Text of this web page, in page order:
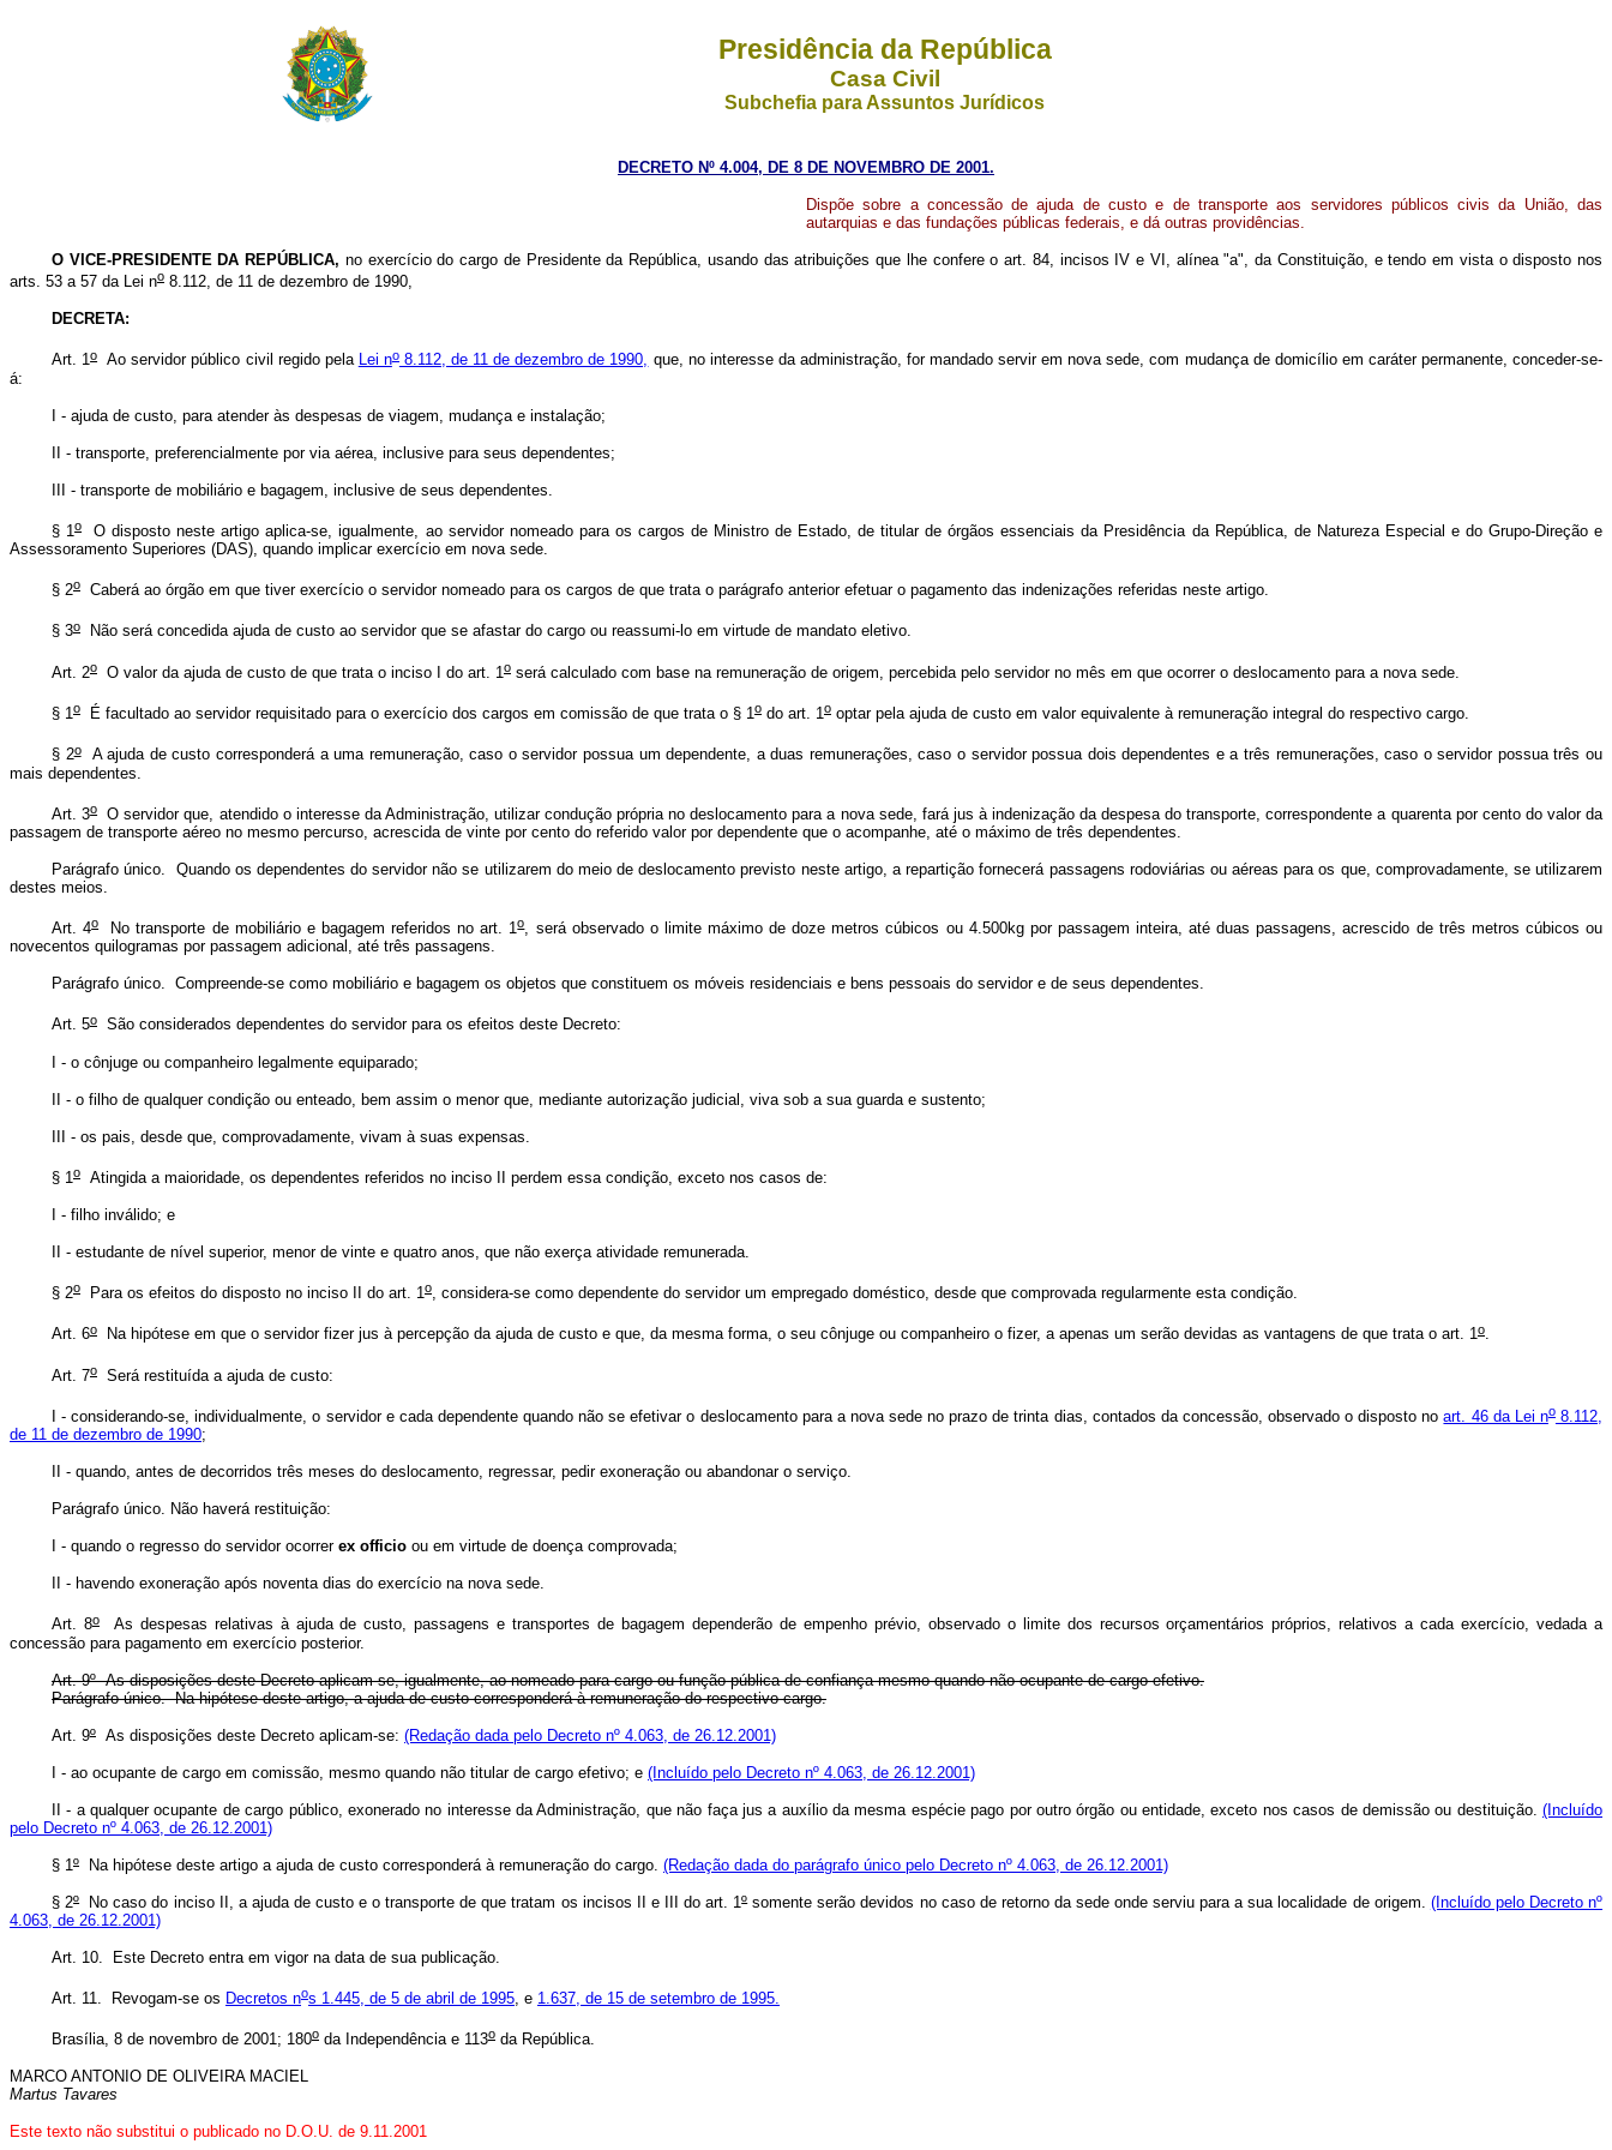
Presidência da República
Casa Civil
Subchefia para Assuntos Jurídicos
DECRETO Nº 4.004, DE 8 DE NOVEMBRO DE 2001.
Dispõe sobre a concessão de ajuda de custo e de transporte aos servidores públicos civis da União, das
autarquias e das fundações públicas federais, e dá outras providências.
O VICE-PRESIDENTE DA REPÚBLICA, no exercício do cargo de Presidente da República, usando das atribuições que lhe confere o art. 84, incisos IV e VI, alínea "a", da Constituição, e tendo em vista o disposto nos
arts. 53 a 57 da Lei no 8.112, de 11 de dezembro de 1990,
DECRETA:
Art. 1o Ao servidor público civil regido pela Lei no8.112, de 11 de dezembro de 1990, que, no interesse da administração, for mandado servir em nova sede, com mudança de domicílio em caráter permanente, conceder-se-
á:
I - ajuda de custo, para atender às despesas de viagem, mudança e instalação;
II - transporte, preferencialmente por via aérea, inclusive para seus dependentes;
III - transporte de mobiliário e bagagem, inclusive de seus dependentes.
§ 1o
O disposto neste artigo aplica-se, igualmente, ao servidor nomeado para os cargos de Ministro de Estado, de titular de órgãos essenciais da Presidência da República, de Natureza Especial e do Grupo-Direção e
Assessoramento Superiores (DAS), quando implicar exercício em nova sede.
§ 2o Caberá ao órgão em que tiver exercício o servidor nomeado para os cargos de que trata o parágrafo anterior efetuar o pagamento das indenizações referidas neste artigo.
§ 3o Não será concedida ajuda de custo ao servidor que se afastar do cargo ou reassumi-lo em virtude de mandato eletivo.
Art. 2o O valor da ajuda de custo de que trata o inciso I do art. 1 o será calculado com base na remuneração de origem, percebida pelo servidor no mês em que ocorrer o deslocamento para a nova sede.
§ 1o É facultado ao servidor requisitado para o exercício dos cargos em comissão de que trata o § 1o do art. 1o optar pela ajuda de custo em valor equivalente à remuneração integral do respectivo cargo.
§ 2oA ajuda de custo corresponderá a uma remuneração, caso o servidor possua um dependente, a duas remunerações, caso o servidor possua dois dependentes e a três remunerações, caso o servidor possua três ou
mais dependentes.
Art. 3o
O servidor que, atendido o interesse da Administração, utilizar condução própria no deslocamento para a nova sede, fará jus à indenização da despesa do transporte, correspondente a quarenta por cento do valor da
passagem de transporte aéreo no mesmo percurso, acrescida de vinte por cento do referido valor por dependente que o acompanhe, até o máximo de três dependentes.
Parágrafo único. Quando os dependentes do servidor não se utilizarem do meio de deslocamento previsto neste artigo, a repartição fornecerá passagens rodoviárias ou aéreas para os que, comprovadamente, se utilizarem
destes meios.
Art. 4oNo transporte de mobiliário e bagagem referidos no art. 1o, será observado o limite máximo de doze metros cúbicos ou 4.500kg por passagem inteira, até duas passagens, acrescido de três metros cúbicos ou
novecentos quilogramas por passagem adicional, até três passagens.
Parágrafo único. Compreende-se como mobiliário e bagagem os objetos que constituem os móveis residenciais e bens pessoais do servidor e de seus dependentes.
Art. 5o São considerados dependentes do servidor para os efeitos deste Decreto:
I - o cônjuge ou companheiro legalmente equiparado;
II - o filho de qualquer condição ou enteado, bem assim o menor que, mediante autorização judicial, viva sob a sua guarda e sustento;
III - os pais, desde que, comprovadamente, vivam à suas expensas.
§ 1 o Atingida a maioridade, os dependentes referidos no inciso II perdem essa condição, exceto nos casos de:
I - filho inválido; e
II - estudante de nível superior, menor de vinte e quatro anos, que não exerça atividade remunerada.
§ 2o Para os efeitos do disposto no inciso II do art. 1o, considera-se como dependente do servidor um empregado doméstico, desde que comprovada regularmente esta condição.
Art. 6o Na hipótese em que o servidor fizer jus à percepção da ajuda de custo e que, da mesma forma, o seu cônjuge ou companheiro o fizer, a apenas um serão devidas as vantagens de que trata o art. 1o.
Art. 7o Será restituída a ajuda de custo:
I - considerando-se, individualmente, o servidor e cada dependente quando não se efetivar o deslocamento para a nova sede no prazo de trinta dias, contados da concessão, observado o disposto noart. 46 da Lei no8.112,
de 11 de dezembro de 1990;
II - quando, antes de decorridos três meses do deslocamento, regressar, pedir exoneração ou abandonar o serviço.
Parágrafo único. Não haverá restituição:
I - quando o regresso do servidor ocorrer ex officio ou em virtude de doença comprovada;
II - havendo exoneração após noventa dias do exercício na nova sede.
Art. 8oAs despesas relativas à ajuda de custo, passagens e transportes de bagagem dependerão de empenho prévio, observado o limite dos recursos orçamentários próprios, relativos a cada exercício, vedada a
concessão para pagamento em exercício posterior.
Art. 9º As disposições deste Decreto aplicam-se, igualmente, ao nomeado para cargo ou função pública de confiança mesmo quando não ocupante de cargo efetivo.
Parágrafo único. Na hipótese deste artigo, a ajuda de custo corresponderá à remuneração do respectivo cargo.
Art. 9º As disposições deste Decreto aplicam-se: (Redação dada pelo Decreto nº 4.063, de 26.12.2001)
I - ao ocupante de cargo em comissão, mesmo quando não titular de cargo efetivo; e (Incluído pelo Decreto nº 4.063, de 26.12.2001)
II - a qualquer ocupante de cargo público, exonerado no interesse da Administração, que não faça jus a auxílio da mesma espécie pago por outro órgão ou entidade, exceto nos casos de demissão ou destituição. (Incluído
pelo Decreto nº 4.063, de 26.12.2001)
§ 1º Na hipótese deste artigo a ajuda de custo corresponderá à remuneração do cargo. (Redação dada do parágrafo único pelo Decreto nº 4.063, de 26.12.2001)
§ 2º No caso do inciso II, a ajuda de custo e o transporte de que tratam os incisos II e III do art. 1ºsomente serão devidos no caso de retorno da sede onde serviu para a sua localidade de origem. (Incluído pelo Decreto nº
4.063, de 26.12.2001)
Art. 10. Este Decreto entra em vigor na data de sua publicação.
Art. 11. Revogam-se os Decretos nos 1.445, de 5 de abril de 1995 , e 1.637, de 15 de setembro de 1995.
Brasília, 8 de novembro de 2001; 180o da Independência e 113o da República.
MARCO ANTONIO DE OLIVEIRA MACIEL
Martus Tavares
Este texto não substitui o publicado no D.O.U. de 9.11.2001